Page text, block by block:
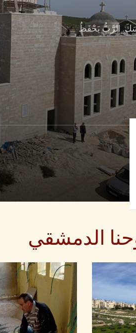
الرَّبُّ يَحْفَظُ
الدمشقي